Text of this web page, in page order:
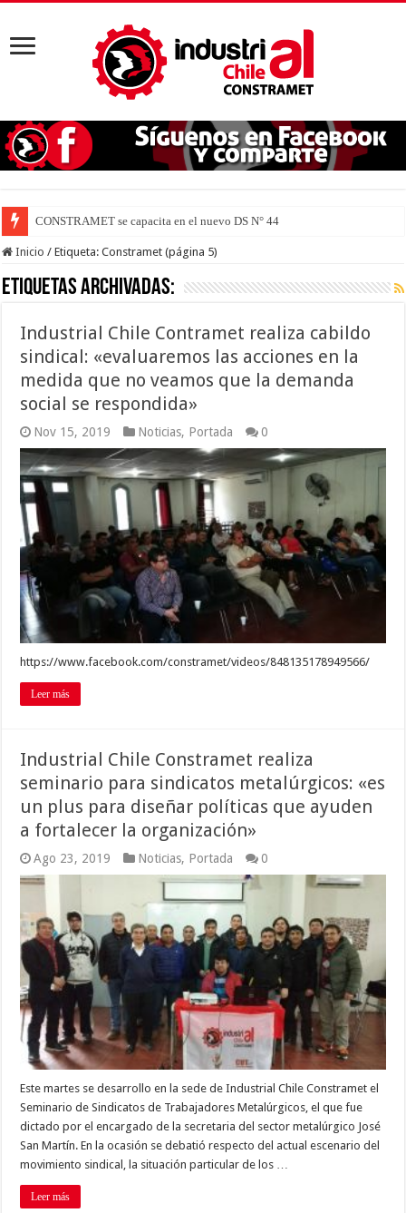
CONSTRAMET se capacita en el nuevo DS N° 44 para defender la vida
Inicio / Etiqueta:Constramet (página 5)
Etiquetas Archivadas:
Industrial Chile Contramet realiza cabildo
sindical: «evaluaremos las acciones en la
medida que no veamos que la demanda
social se respondida»
Nov 15, 2019 Noticias, Portada 0
https://www.facebook.com/constramet/videos/848135178949566/
Leer más
Industrial Chile Constramet realiza
seminario para sindicatos metalúrgicos: «es
un plus para diseñar políticas que ayuden
a fortalecer la organización»
Ago 23, 2019 Noticias, Portada 0
Este martes se desarrollo en la sede de Industrial Chile Constramet el
Seminario de Sindicatos de Trabajadores Metalúrgicos, el que fue
dictado por el encargado de la secretaria del sector metalúrgico José
San Martín. En la ocasión se debatió respecto del actual escenario del
movimiento sindical, la situación particular de los …
Leer más